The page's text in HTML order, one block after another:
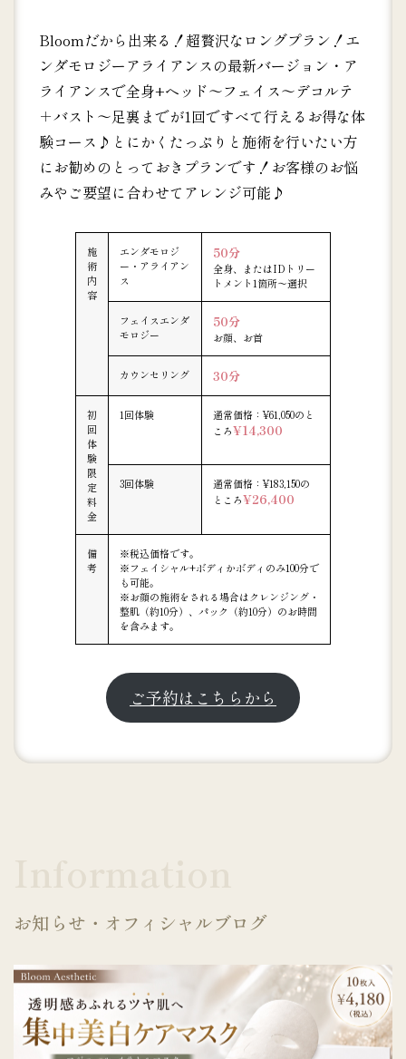
Bloomだから出来る！超贅沢なロングプラン！エ
ンダモロジーアライアンスの最新バージョン・ア
ライアンスで全身+ヘッド～フェイス～デコルテ
＋バスト～足裏までが1回ですべて行えるお得な体
験コース♪とにかくたっぷりと施術を行いたい方
にお勧めのとっておきプランです！お客様のお悩
みやご要望に合わせてアレンジ可能♪
施
術
内
容
エンダモロジ
ー・アライアン
ス
50分
全身、またはIDトリー
トメント1箇所～選択
フェイスエンダ
モロジー
50分
お顔、お首
カウンセリング 30分
初
回
体
験
限
定
料
金
1回体験
通常価格：¥61,050のと
ころ¥14,300
3回体験
通常価格：¥183,150の
ところ¥26,400
備
考
※税込価格です。
※フェイシャル+ボディかボディのみ100分で
も可能。
※お顔の施術をされる場合はクレンジング・
整肌（約10分）、パック（約10分）のお時間
を含みます。
ご予約はこちらから
お知らせ・オフィシャルブログ